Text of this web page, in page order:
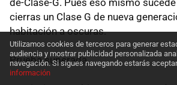
cierras un Clase G de nueva
habitación a oscuras.
Prueba superada.
Utilizamos cookies de terceros para generar
audiencia y mostrar publicidad personalizada
navegación. Si sigues navegando estarás
información